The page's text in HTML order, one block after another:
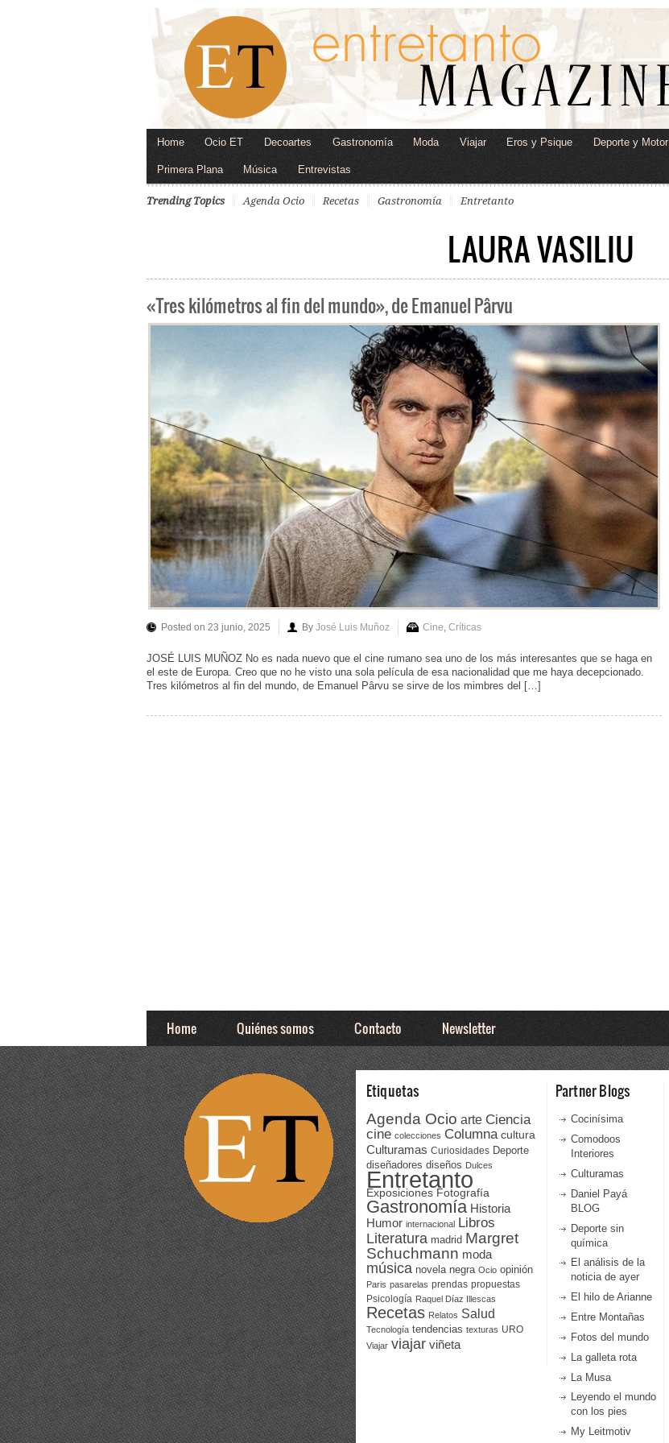
Home Ocio ET Decoartes Gastronomía Moda Viajar Eros y Psique Deporte y Motor
Primera Plana Música Entrevistas
Trending Topics Agenda Ocio Recetas Gastronomía Entretanto
LAURA VASILIU
«Tres kilómetros al fin del mundo», de Emanuel Pârvu
Posted on 23 junio, 2025 By José Luis Muñoz Cine Críticas
JOSÉ LUIS MUÑOZ No es nada nuevo que el cine rumano sea uno de los más interesantes que se haga en
el este de Europa. Creo que no he visto una sola película de esa nacionalidad que me haya decepcionado.
Tres kilómetros al fin del mundo, de Emanuel Pârvu se sirve de los mimbres del […]
Home Quiénes somos Contacto Newsletter
Etiquetas
Agenda Ocio arte Ciencia
cine colecciones Columna cultura
Culturamas Curiosidades Deporte
diseñadores diseños Dulces
Entretanto
Exposiciones Fotografía
Gastronomía Historia
Humor internacional Libros
Literatura madrid Margret
Schuchmann moda
música novela negra Ocio opinión
Paris pasarelas prendas propuestas
Psicología Raquel Díaz Illescas
Recetas Relatos Salud
Tecnología tendencias texturas URO
Viajar viajar viñeta
Partner Blogs
Cocinísima
Comodoos
Interiores
Culturamas
Daniel Payá
BLOG
Deporte sin
química
El análisis de la
noticia de ayer
El hilo de Arianne
Entre Montañas
Fotos del mundo
La galleta rota
La Musa
Leyendo el mundo
con los pies
My Leitmotiv